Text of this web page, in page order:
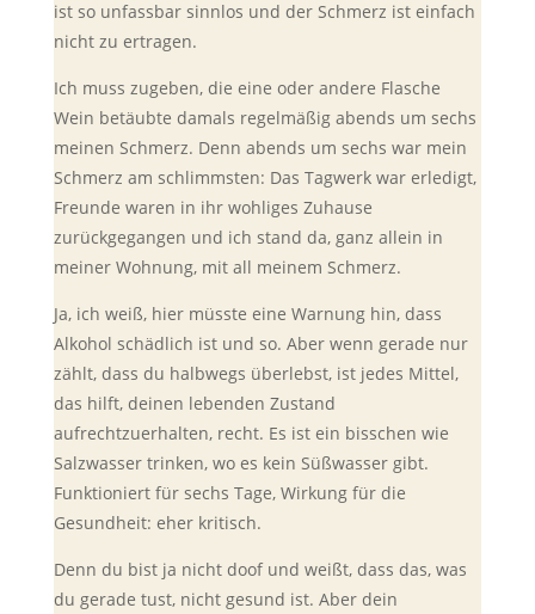
ist so unfassbar sinnlos und der Schmerz ist einfach
nicht zu ertragen.
Ich muss zugeben, die eine oder andere Flasche
Wein betäubte damals regelmäßig abends um sechs
meinen Schmerz. Denn abends um sechs war mein
Schmerz am schlimmsten: Das Tagwerk war erledigt,
Freunde waren in ihr wohliges Zuhause
zurückgegangen und ich stand da, ganz allein in
meiner Wohnung, mit all meinem Schmerz.
Ja, ich weiß, hier müsste eine Warnung hin, dass
Alkohol schädlich ist und so. Aber wenn gerade nur
zählt, dass du halbwegs überlebst, ist jedes Mittel,
das hilft, deinen lebenden Zustand
aufrechtzuerhalten, recht. Es ist ein bisschen wie
Salzwasser trinken, wo es kein Süßwasser gibt.
Funktioniert für sechs Tage, Wirkung für die
Gesundheit: eher kritisch.
Denn du bist ja nicht doof und weißt, dass das, was
du gerade tust, nicht gesund ist. Aber dein